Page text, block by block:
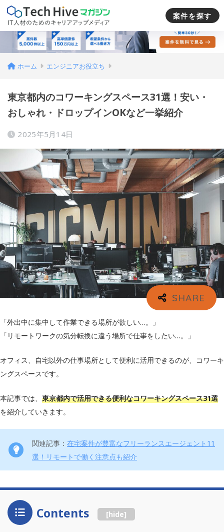
案件を探す
ホーム エンジニアお役立ち
東京都内のコワーキングスペース31選！安い・
おしゃれ・ドロップインOKなど一挙紹介
2025年5月14日
「外出中に集中して作業できる場所が欲しい…。」
「リモートワークの気分転換に違う場所で仕事をしたい…。」
オフィス、自宅以外の仕事場所として便利に活用できるのが、コワーキ
ングスペースです。
本記事では、 東京都内で活用できる便利なコワーキングスペース31選
を紹介していきます。
関連記事： 在宅案件が豊富なフリーランスエージェント11
選！リモートで働く注意点も紹介
Contents [hide]